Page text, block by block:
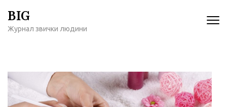
содержимому
BIG
Журнал звички людини